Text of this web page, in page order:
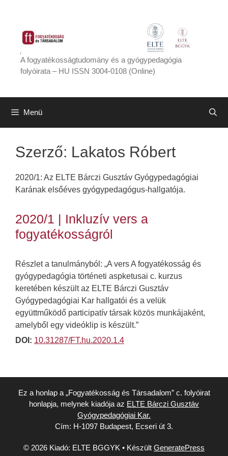
tartalomba
A fogyatékosságtudomány és a gyógypedagógia
folyóirata – HU ISSN 3004-0108 (Online)
Menü
Szerző: Lakatos Róbert
2020/1: Az ELTE Bárczi Gusztáv Gyógypedagógiai
Karának elsőéves gyógypedagógus-hallgatója.
2020/1 | Inkluzív vers a
fogyatékosságról
Részlet a tanulmányból: „A vers A fogyatékosság és
gyógypedagógia történeti aspketusai c. kurzus
keretében készült az ELTE Bárczi Gusztáv
Gyógypedagógiai Kar hallgatói és a velük
együttműködő participatív társak közös munkájaként,
amelyből egy videóklip is készült.”
DOI: 10.31287/FT.hu.2020.1.4
Ez a honlap a „Fogyatékosság és Társadalom” c. folyóirat
honlapja, melynek kiadója az ELTE Bárczi Gusztáv
Gyógypedagógiai Kar.
Cím: H-1097 Budapest, Ecseri út 3.
© 2026 Kiadó: ELTE BGGYK • Készült GeneratePress